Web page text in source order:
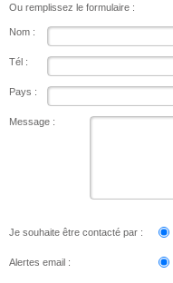
Ou remplissez le formulaire :
Nom :
Tél :
Pays :
Message :
Je souhaite être contacté par :
Alertes email :